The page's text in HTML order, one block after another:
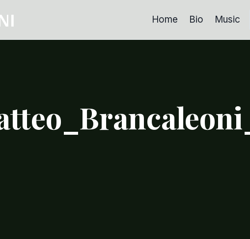
Home Bio Music